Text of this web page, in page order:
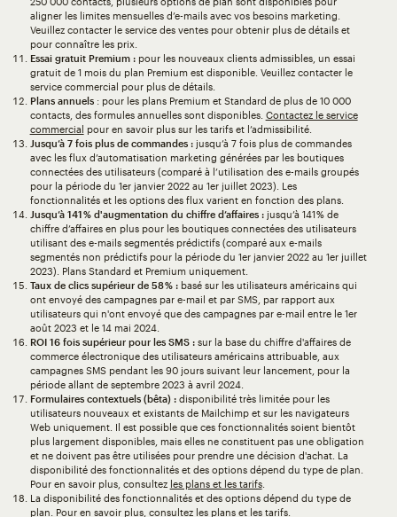
aligner les limites mensuelles d’e-mails avec vos besoins marketing.
Veuillez contacter le service des ventes pour obtenir plus de détails et
pour connaître les prix.
Essai gratuit Premium :pour les nouveaux clients admissibles, un essai
gratuit de 1 mois du plan Premium est disponible. Veuillez contacter le
service commercial pour plus de détails.
Plans annuels: pour les plans Premium et Standard de plus de 10 000
contacts, des formules annuelles sont disponibles. Contactez le service
commercial pour en savoir plus sur les tarifs et l’admissibilité.
Jusqu’à 7 fois plus de commandes :jusqu’à 7 fois plus de commandes
avec les flux d’automatisation marketing générées par les boutiques
connectées des utilisateurs (comparé à l’utilisation des e-mails groupés
pour la période du 1er janvier 2022 au 1er juillet 2023). Les
fonctionnalités et les options des flux varient en fonction des plans.
Jusqu’à 141 % d'augmentation du chiffre d’affaires :jusqu’à 141 % de
chiffre d’affaires en plus pour les boutiques connectées des utilisateurs
utilisant des e-mails segmentés prédictifs (comparé aux e-mails
segmentés non prédictifs pour la période du 1er janvier 2022 au 1er juillet
2023). Plans Standard et Premium uniquement.
Taux de clics supérieur de 58 % :basé sur les utilisateurs américains qui
ont envoyé des campagnes par e-mail et par SMS, par rapport aux
utilisateurs qui n'ont envoyé que des campagnes par e-mail entre le 1er
août 2023 et le 14 mai 2024.
ROI 16 fois supérieur pour les SMS :sur la base du chiffre d'affaires de
commerce électronique des utilisateurs américains attribuable, aux
campagnes SMS pendant les 90 jours suivant leur lancement, pour la
période allant de septembre 2023 à avril 2024.
Formulaires contextuels (bêta) :disponibilité très limitée pour les
utilisateurs nouveaux et existants de Mailchimp et sur les navigateurs
Web uniquement. Il est possible que ces fonctionnalités soient bientôt
plus largement disponibles, mais elles ne constituent pas une obligation
et ne doivent pas être utilisées pour prendre une décision d'achat. La
disponibilité des fonctionnalités et des options dépend du type de plan.
Pour en savoir plus, consultez les plans et les tarifs.
La disponibilité des fonctionnalités et des options dépend du type de
plan. Pour en savoir plus, consultez les plans et les tarifs.